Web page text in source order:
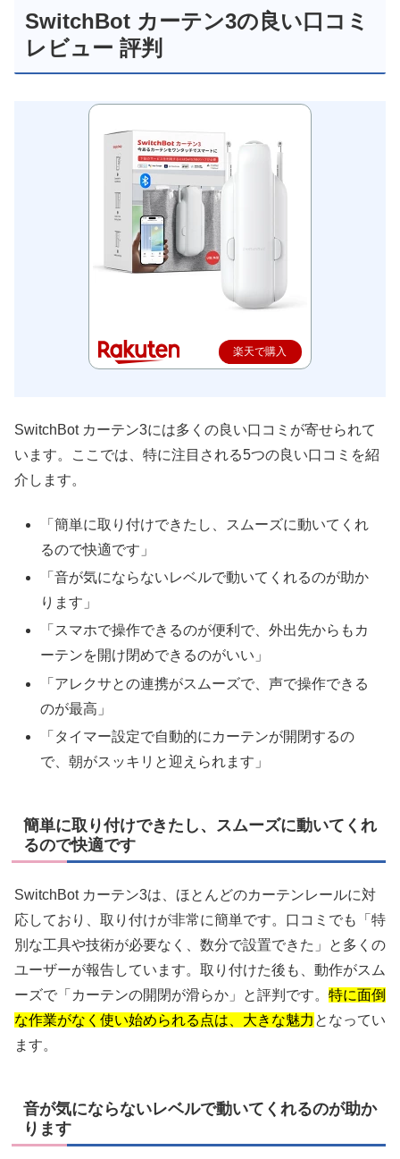
SwitchBot カーテン3の良い口コミ
レビュー 評判
楽天で購入
SwitchBot カーテン3には多くの良い口コミが寄せられて
います。ここでは、特に注目される5つの良い口コミを紹
介します。
「簡単に取り付けできたし、スムーズに動いてくれ
るので快適です」
「音が気にならないレベルで動いてくれるのが助か
ります」
「スマホで操作できるのが便利で、外出先からもカ
ーテンを開け閉めできるのがいい」
「アレクサとの連携がスムーズで、声で操作できる
のが最高」
「タイマー設定で自動的にカーテンが開閉するの
で、朝がスッキリと迎えられます」
簡単に取り付けできたし、スムーズに動いてくれ
るので快適です
SwitchBot カーテン3は、ほとんどのカーテンレールに対
応しており、取り付けが非常に簡単です。口コミでも「特
別な工具や技術が必要なく、数分で設置できた」と多くの
ユーザーが報告しています。取り付けた後も、動作がスム
ーズで「カーテンの開閉が滑らか」と評判です。 特に面倒
な作業がなく使い始められる点は、大きな魅力 となってい
ます。
音が気にならないレベルで動いてくれるのが助か
ります